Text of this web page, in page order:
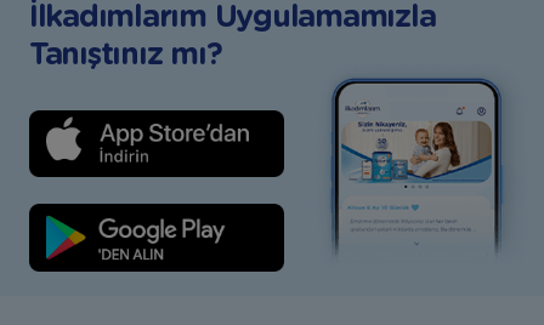
İlkadımlarım Uygulamamızla
Tanıştınız mı?